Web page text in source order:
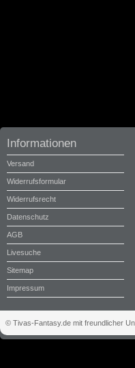
Informationen
Versand
Widerrufsformular
Widerrufsrecht
Datenschutz
AGB
Livesuche
Sitemap
Impressum
© Tivas-Fantasy.de mit freundlicher